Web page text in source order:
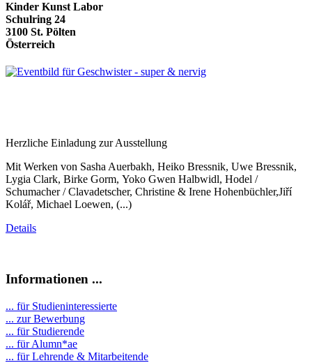
Kinder Kunst Labor
Schulring 24
3100 St. Pölten
Österreich
Herzliche Einladung zur Ausstellung
Mit Werken von Sasha Auerbakh, Heiko Bressnik, Uwe Bressnik,
Lygia Clark, Birke Gorm, Yoko Gwen Halbwidl, Hodel /
Schumacher / Clavadetscher, Christine & Irene Hohenbüchler,Jiří
Kolář, Michael Loewen, (...)
Details
Informationen ...
... für Studieninteressierte
... zur Bewerbung
... für Studierende
... für Alumn*ae
... für Lehrende & Mitarbeitende